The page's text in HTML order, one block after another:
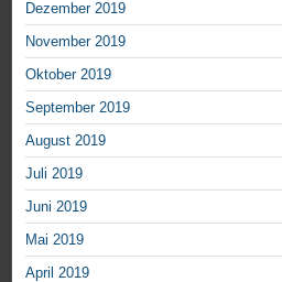
Dezember 2019
November 2019
Oktober 2019
September 2019
August 2019
Juli 2019
Juni 2019
Mai 2019
April 2019